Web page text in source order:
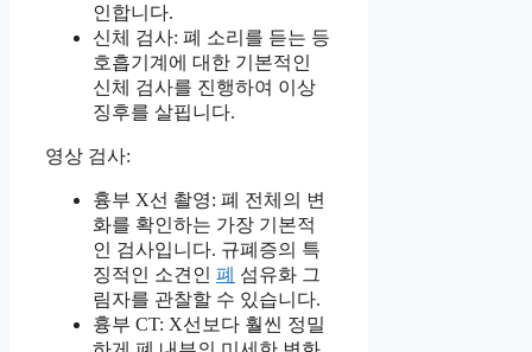
인합니다.
신체 검사: 폐 소리를 듣는 등
호흡기계에 대한 기본적인
신체 검사를 진행하여 이상
징후를 살핍니다.
영상 검사:
흉부 X선 촬영: 폐 전체의 변
화를 확인하는 가장 기본적
인 검사입니다. 규폐증의 특
징적인 소견인 폐 섬유화 그
림자를 관찰할 수 있습니다.
흉부 CT: X선보다 훨씬 정밀